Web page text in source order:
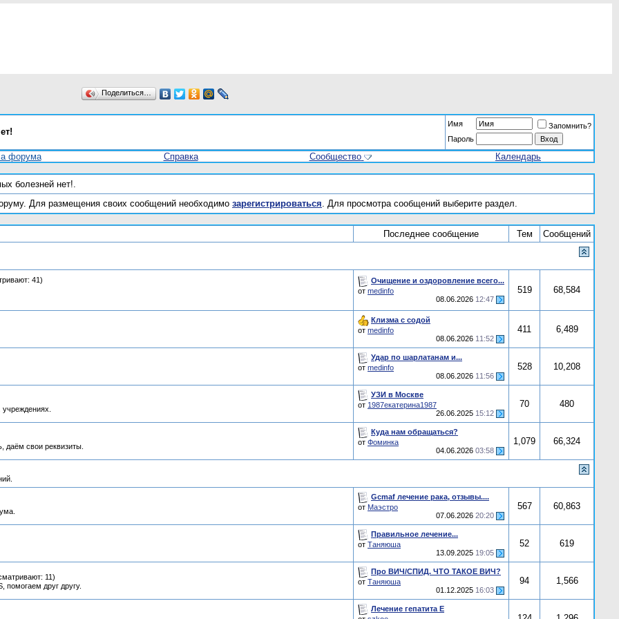
Поделиться…
Имя
Запомнить?
Пароль
форума Справка Сообщество Календарь
болезней нет!.
Для размещения своих сообщений необходимо зарегистрироваться. Для просмотра сообщений выберите раздел.
Последнее сообщение Тем Сообщений
41)
Очищение и оздоровление всего...
от medinfo
08.06.2026 12:47
519 68,584
Клизма с содой
от medinfo
08.06.2026 11:52
411 6,489
Удар по шарлатанам и...
от medinfo
08.06.2026 11:56
528 10,208
УЗИ в Москве
от 1987екатерина1987
26.06.2025 15:12
70 480
свои реквизиты.
Куда нам обращаться?
от Фоминка
04.06.2026 03:58
1,079 66,324
Gcmaf лечение рака, отзывы....
от Маэстро
07.06.2026 20:20
567 60,863
Правильное лечение...
от Таняюша
13.09.2025 19:05
52 619
11)
друг другу.
Про ВИЧ/СПИД. ЧТО ТАКОЕ ВИЧ?
от Таняюша
01.12.2025 16:03
94 1,566
Лечение гепатита E